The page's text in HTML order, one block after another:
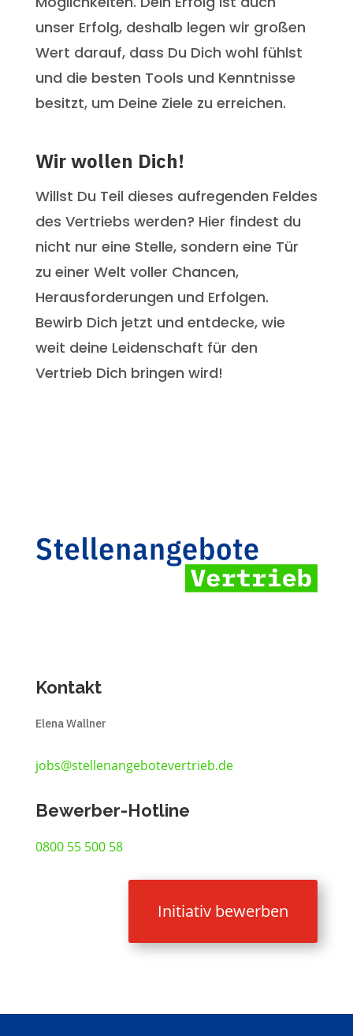
unser Erfolg, deshalb legen wir großen
Wert darauf, dass Du Dich wohl fühlst
und die besten Tools und Kenntnisse
besitzt, um Deine Ziele zu erreichen.
Wir wollen Dich!
Willst Du Teil dieses aufregenden Feldes
des Vertriebs werden? Hier findest du
nicht nur eine Stelle, sondern eine Tür
zu einer Welt voller Chancen,
Herausforderungen und Erfolgen.
Bewirb Dich jetzt und entdecke, wie
weit deine Leidenschaft für den
Vertrieb Dich bringen wird!
Kontakt
Elena Wallner
jobs@stellenangebotevertrieb.de
Bewerber-Hotline
0800 55 500 58
Initiativ bewerben